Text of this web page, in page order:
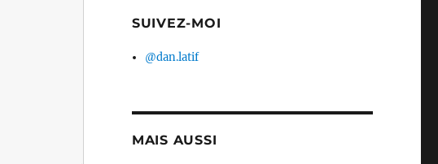
SUIVEZ-MOI
@dan.latif
MAIS AUSSI